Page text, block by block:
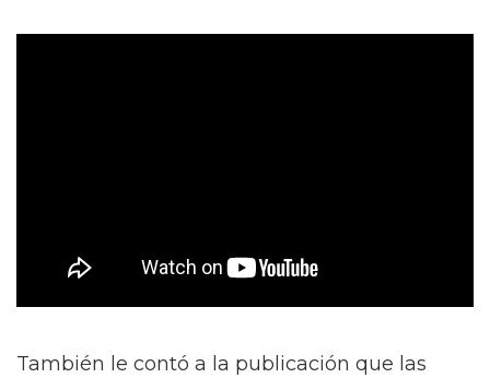
También le contó a la publicación que las